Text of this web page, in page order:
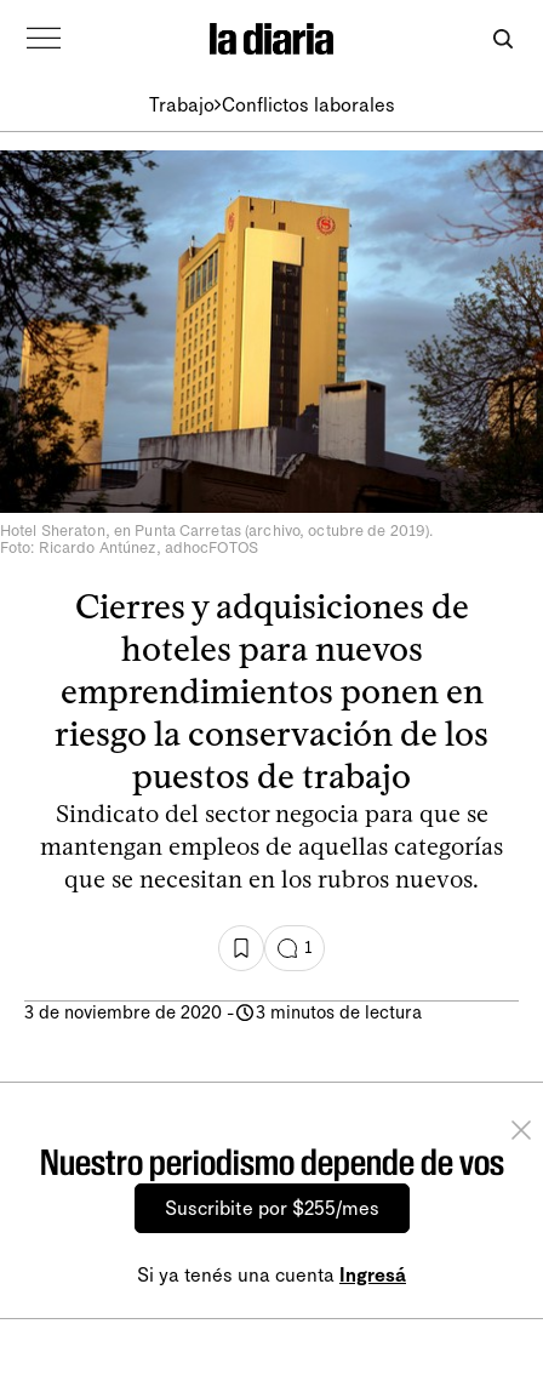
Trabajo Conflictos laborales
Hotel Sheraton, en Punta Carretas (archivo, octubre de 2019).
Foto: Ricardo Antúnez, adhocFOTOS
Cierres y adquisiciones de
hoteles para nuevos
emprendimientos ponen en
riesgo la conservación de los
puestos de trabajo
Sindicato del sector negocia para que se
mantengan empleos de aquellas categorías
que se necesitan en los rubros nuevos.
1
3 de noviembre de 2020 - 3 minutos de lectura
Nuestro periodismo depende de vos
Suscribite por $255/mes
Si ya tenés una cuenta Ingresá